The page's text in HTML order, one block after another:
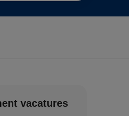
vacatures